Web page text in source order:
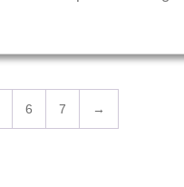
6 7 →